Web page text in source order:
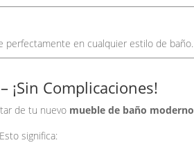
perfectamente en cualquier estilo de baño.
¡Sin Complicaciones!
de tu nuevo mueble de baño moderno
significa: